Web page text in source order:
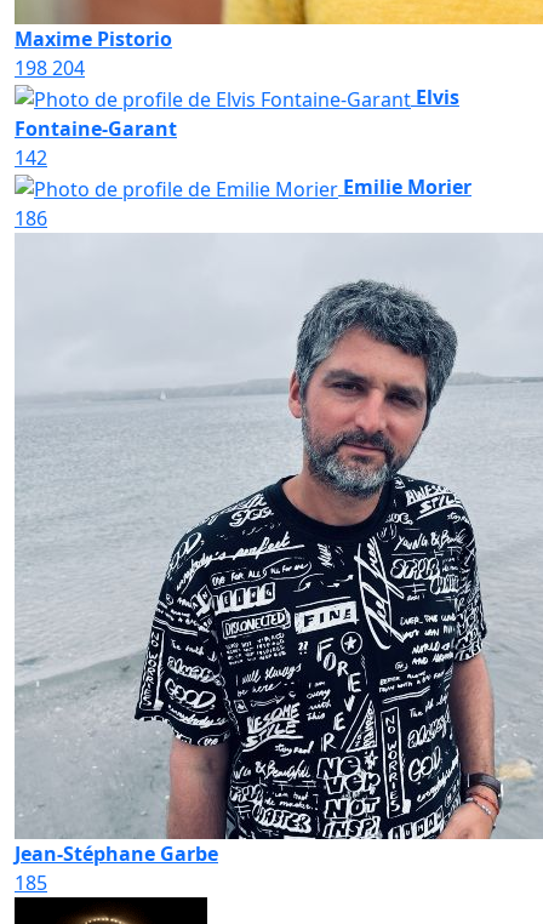
Maxime Pistorio
198204
Elvis
Fontaine-Garant
142
Emilie Morier
186
Jean-Stéphane Garbe
185